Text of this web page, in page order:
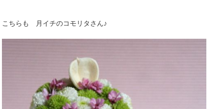
こちらも 月イチのコモリタさん♪